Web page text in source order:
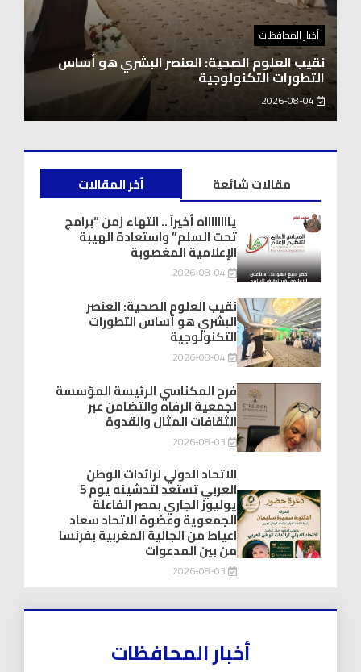
أخبار المحافظات
نقيب العلوم الصحية: العنصر البشري هو أساس
التطورات التكنولوجية
آخر المقالات
مقالات شائعة
يااااااااه أخيراً .. انتهاء زمن “برامج
تحت السلم” واستعادة الهيبة
الإعلامية المغصوبة
2026-08-04
نقيب العلوم الصحية: العنصر
البشري هو أساس التطورات
التكنولوجية
2026-08-04
فرح المكناسي الرئيسة المؤسسة
لجمعية الرفاه والتضامن عبر
الثقافات المثال والقدوة
2026-08-03
الاتحاد الدولي لرائدات الوطن
العربي تستعد لتدشينه يوم 5
يوليوز الجاري بمصر الفاعلة
الجمعوية وعضوة الاتحاد سعاد
اعياط من الجالية المغربية بفرنسا
من بين المدعوات
2026-08-03
أخبار المحافظات